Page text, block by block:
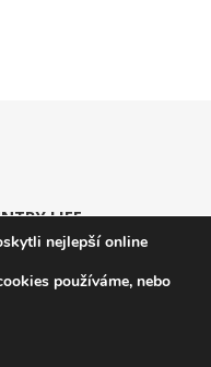
LIFE
od
nejlepší online
používáme, nebo